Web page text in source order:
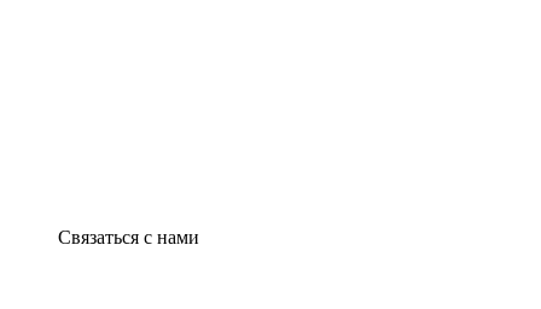
Связаться с нами